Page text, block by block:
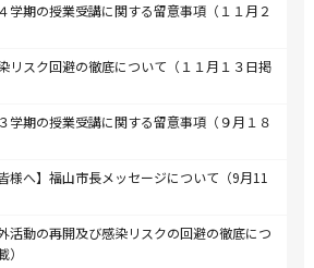
学期の授業受講に関する留意事項（１１月２
リスク回避の徹底について（１１月１３日掲
学期の授業受講に関する留意事項（９月１８
様へ】福山市長メッセージについて（9月11
活動の再開及び感染リスクの回避の徹底につ